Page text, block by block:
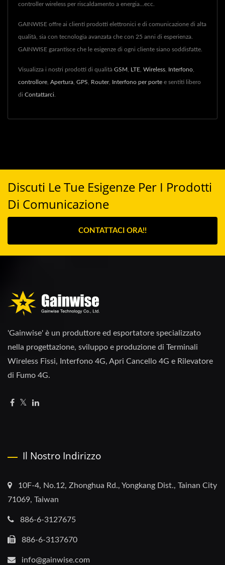
controller wireless per riscaldamento a energia...ecc.
GAINWISE offre ai clienti prodotti elettronici e di comunicazione di alta
qualità, sia con tecnologia avanzata che con 25 anni di esperienza.
GAINWISE garantisce che le esigenze di ogni cliente siano soddisfatte.
Visualizza i nostri prodotti di qualità GSM LTE Wireless Interfono
controllore Apertura GPS Router, Interfono per porte e sentiti libero
di Contattarci
Discuti Le Tue Esigenze Per I Prodotti
Di Comunicazione
CONTATTACI ORA!!
'Gainwise' è un produttore ed esportatore specializzato
nella progettazione, sviluppo e produzione di Terminali
Wireless Fissi, Interfono 4G, Apri Cancello 4G e Rilevatore
di Fumo 4G.
Il Nostro Indirizzo
10F-4, No.12, Zhonghua Rd., Yongkang Dist., Tainan City
71069, Taiwan
886-6-3127675
886-6-3137670
info@gainwise.com